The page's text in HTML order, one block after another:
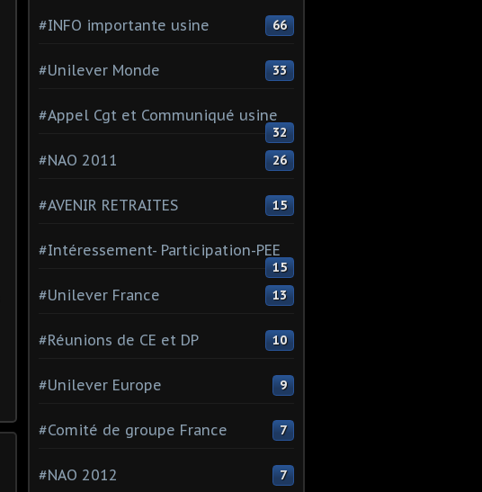
#INFO importante usine 66
#Unilever Monde 33
#Appel Cgt et Communiqué usine
32
#NAO 2011 26
#AVENIR RETRAITES 15
#Intéressement- Participation-PEE
15
#Unilever France 13
#Réunions de CE et DP 10
#Unilever Europe 9
#Comité de groupe France 7
#NAO 2012 7